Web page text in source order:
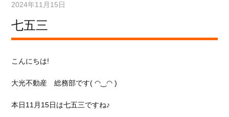
2024年11月15日
七五三
こんにちは!
大光不動産 総務部です( ◠‿◠ )
本日11月15日は七五三ですね♪